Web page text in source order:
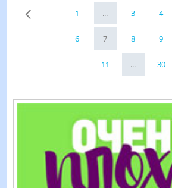
1 ... 3 4
6 7 8 9
11 ... 30